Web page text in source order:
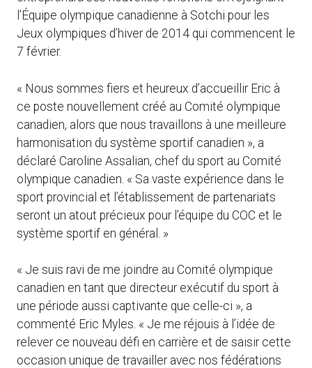
l’Équipe olympique canadienne à Sotchi pour les
Jeux olympiques d’hiver de 2014 qui commencent le
7 février.
« Nous sommes fiers et heureux d’accueillir Eric à
ce poste nouvellement créé au Comité olympique
canadien, alors que nous travaillons à une meilleure
harmonisation du système sportif canadien », a
déclaré Caroline Assalian, chef du sport au Comité
olympique canadien. « Sa vaste expérience dans le
sport provincial et l’établissement de partenariats
seront un atout précieux pour l’équipe du COC et le
système sportif en général. »
« Je suis ravi de me joindre au Comité olympique
canadien en tant que directeur exécutif du sport à
une période aussi captivante que celle-ci », a
commenté Eric Myles. « Je me réjouis à l’idée de
relever ce nouveau défi en carrière et de saisir cette
occasion unique de travailler avec nos fédérations